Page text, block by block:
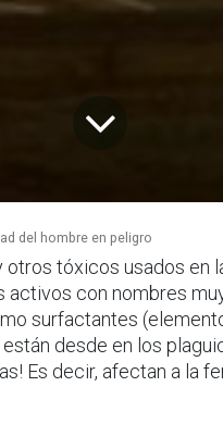
del hombre en peligro
tóxicos usados en
activos con nombres
surfactantes
desde en los
Es decir, afectan a la